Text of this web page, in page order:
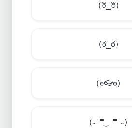
(꘠_꘠)
(ఠ_ఠ)
(ʘ👓ʘ)
(˵ ̿‿ ̿ ˵)